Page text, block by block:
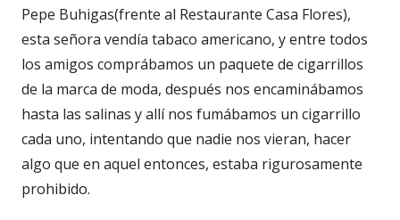
Pepe Buhigas(frente al Restaurante Casa Flores),
esta señora vendía tabaco americano, y entre todos
los amigos comprábamos un paquete de cigarrillos
de la marca de moda, después nos encaminábamos
hasta las salinas y allí nos fumábamos un cigarrillo
cada uno, intentando que nadie nos vieran, hacer
algo que en aquel entonces, estaba rigurosamente
prohibido.